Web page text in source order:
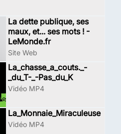
La dette publique, ses
maux, et... ses mots ! -
LeMonde.fr
Site Web
La_chasse_a_couts._-
_du_T-_-Pas_du_K
Vidéo MP4
La_Monnaie_Miraculeuse
Vidéo MP4